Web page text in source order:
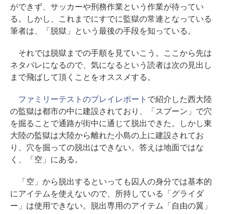
ができず、サッカーや刑務作業という作業が待ってい
る。しかし、これまでにすでに監獄の常連となっている
筆者は、「脱獄」という最後の手段を知っている。
それでは脱獄までの手順を見ていこう。ここから先は
ネタバレになるので、気になるという読者は次の見出し
まで飛ばして頂くことをオススメする。
ファミリーテストのプレイレポート で紹介した西大陸
の監獄は都市の中に建設されており、「スプーン」で穴
を掘ることで通路が街中に通じて脱出できた。しかし東
大陸の監獄は大陸から離れた小島の上に建設されてお
り、穴を掘っての脱出はできない。答えは地面ではな
く、「空」にある。
「空」から脱出するといっても囚人の身分では基本的
にアイテムを使えないので、所持している「グライダ
ー」は使用できない。脱出専用のアイテム「自由の翼」